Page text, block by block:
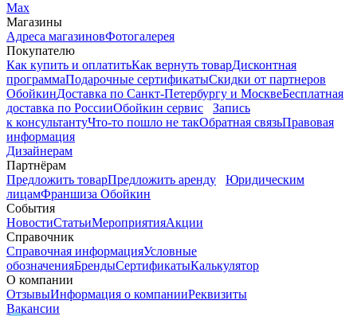
Max
Магазины
Адреса магазиновФотогалерея
Покупателю
Как купить и оплатитьКак вернуть товарДисконтная
программаПодарочные сертификатыСкидки от партнеров
ОбойкинДоставка по Санкт-Петербургу и МосквеБесплатная
доставка по РоссииОбойкин сервис
Запись
к консультантуЧто-то пошло не такОбратная связьПравовая
информация
Дизайнерам
Партнёрам
Предложить товарПредложить аренду
Юридическим
лицамФраншиза Обойкин
События
НовостиСтатьиМероприятияАкции
Справочник
Справочная информацияУсловные
обозначенияБрендыСертификатыКалькулятор
О компании
ОтзывыИнформация о компанииРеквизиты
Вакансии